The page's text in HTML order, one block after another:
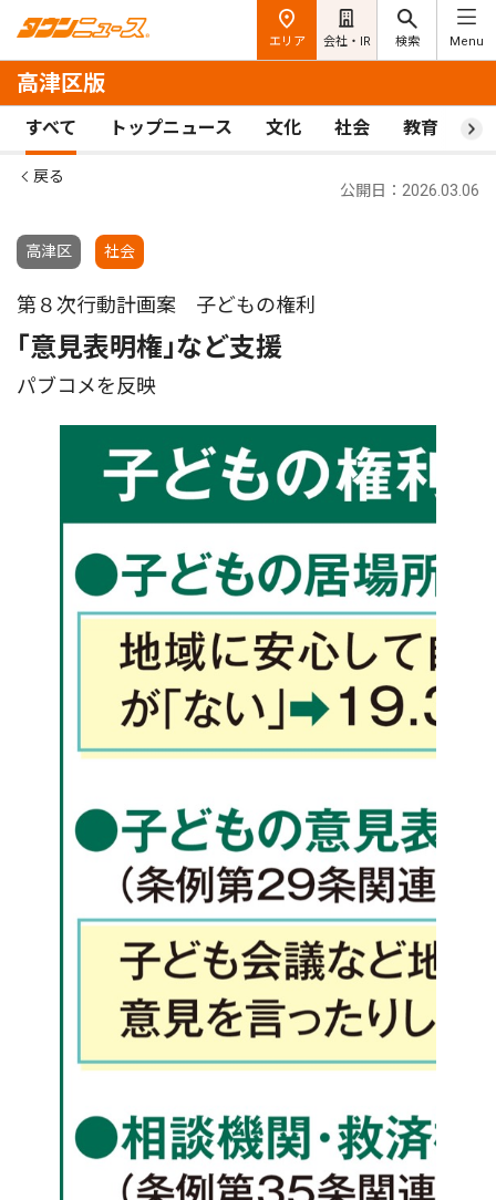
エリア 会社・IR 検索 Menu
高津区版
すべて トップニュース 文化 社会 教育 ス
戻る
高津区 社会
公開日：2026.03.06
第８次行動計画案 子どもの権利
｢意見表明権｣など支援
パブコメを反映